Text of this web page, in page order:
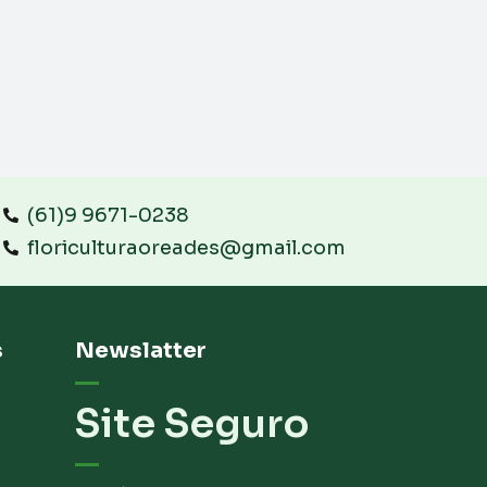
(61)9 9671-0238
floriculturaoreades@gmail.com
Newslatter
Site Seguro